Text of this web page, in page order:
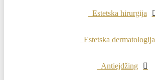
Estetska hirurgija
Estetska dermatologija
Antiejdžing